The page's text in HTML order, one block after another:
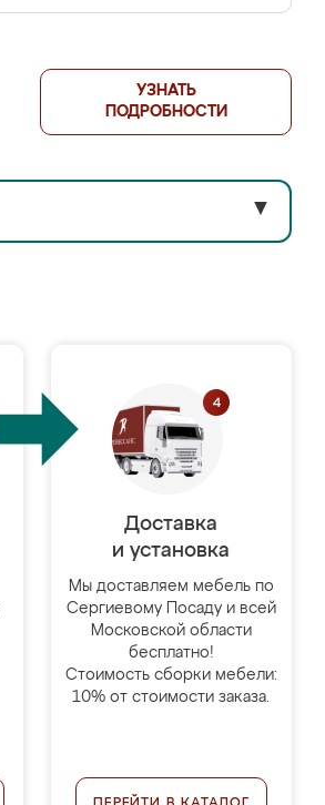
УЗНАТЬ
ПОДРОБНОСТИ
▼
Доставка
и установка
Мы доставляем мебель по
Сергиевому Посаду и всей
Московской области
бесплатно!
Стоимость сборки мебели:
10% от стоимости заказа.